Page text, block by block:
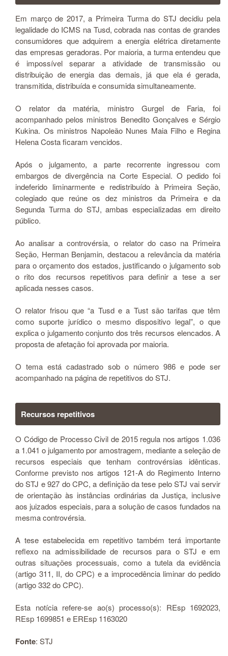
Em março de 2017, a Primeira Turma do STJ decidiu pela
legalidade do ICMS na Tusd, cobrada nas contas de grandes
consumidores que adquirem a energia elétrica diretamente
das empresas geradoras. Por maioria, a turma entendeu que
é impossível separar a atividade de transmissão ou
distribuição de energia das demais, já que ela é gerada,
transmitida, distribuída e consumida simultaneamente.
O relator da matéria, ministro Gurgel de Faria, foi
acompanhado pelos ministros Benedito Gonçalves e Sérgio
Kukina. Os ministros Napoleão Nunes Maia Filho e Regina
Helena Costa ficaram vencidos.
Após o julgamento, a parte recorrente ingressou com
embargos de divergência na Corte Especial. O pedido foi
indeferido liminarmente e redistribuído à Primeira Seção,
colegiado que reúne os dez ministros da Primeira e da
Segunda Turma do STJ, ambas especializadas em direito
público.
Ao analisar a controvérsia, o relator do caso na Primeira
Seção, Herman Benjamin, destacou a relevância da matéria
para o orçamento dos estados, justificando o julgamento sob
o rito dos recursos repetitivos para definir a tese a ser
aplicada nesses casos.
O relator frisou que “a Tusd e a Tust são tarifas que têm
como suporte jurídico o mesmo dispositivo legal”, o que
explica o julgamento conjunto dos três recursos elencados. A
proposta de afetação foi aprovada por maioria.
O tema está cadastrado sob o número 986 e pode ser
acompanhado na página de repetitivos do STJ.
Recursos repetitivos
O Código de Processo Civil de 2015 regula nos artigos 1.036
a 1.041 o julgamento por amostragem, mediante a seleção de
recursos especiais que tenham controvérsias idênticas.
Conforme previsto nos artigos 121-A do Regimento Interno
do STJ e 927 do CPC, a definição da tese pelo STJ vai servir
de orientação às instâncias ordinárias da Justiça, inclusive
aos juizados especiais, para a solução de casos fundados na
mesma controvérsia.
A tese estabelecida em repetitivo também terá importante
reflexo na admissibilidade de recursos para o STJ e em
outras situações processuais, como a tutela da evidência
(artigo 311, II, do CPC) e a improcedência liminar do pedido
(artigo 332 do CPC).
Esta notícia refere-se ao(s) processo(s): REsp 1692023,
REsp 1699851 e EREsp 1163020
Fonte: STJ